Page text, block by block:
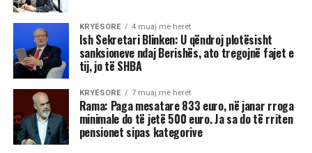
KRYESORE 4 muaj më herët
Ish Sekretari Blinken: U qëndroj plotësisht
sanksioneve ndaj Berishës, ato tregojnë fajet e
tij, jo të SHBA
KRYESORE 7 muaj më herët
Rama: Paga mesatare 833 euro, në janar rroga
minimale do të jetë 500 euro. Ja sa do të rriten
pensionet sipas kategorive